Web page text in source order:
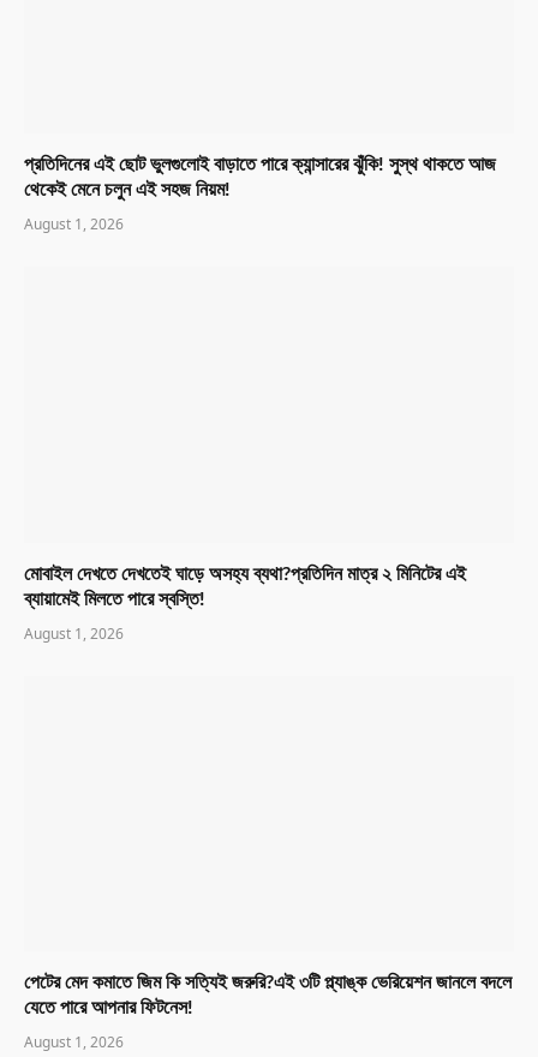
প্রতিদিনের এই ছোট ভুলগুলোই বাড়াতে পারে ক্যান্সারের ঝুঁকি! সুস্থ থাকতে আজ
থেকেই মেনে চলুন এই সহজ নিয়ম!
August 1, 2026
মোবাইল দেখতে দেখতেই ঘাড়ে অসহ্য ব্যথা?প্রতিদিন মাত্র ২ মিনিটের এই
ব্যায়ামেই মিলতে পারে স্বস্তি!
August 1, 2026
পেটের মেদ কমাতে জিম কি সত্যিই জরুরি?এই ৩টি প্ল্যাঙ্ক ভেরিয়েশন জানলে বদলে
যেতে পারে আপনার ফিটনেস!
August 1, 2026